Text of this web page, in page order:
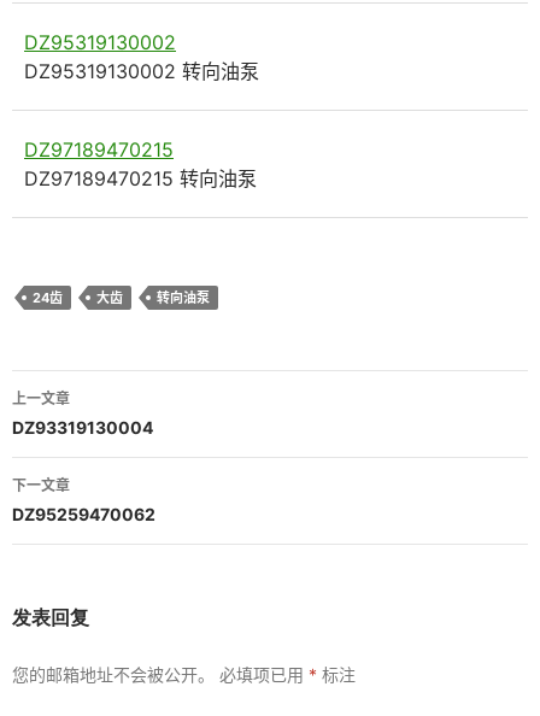
DZ95319130002
DZ95319130002 转向油泵
DZ97189470215
DZ97189470215 转向油泵
24齿 大齿 转向油泵
文
章
导
航
上一文章
DZ93319130004
下一文章
DZ95259470062
发表回复
您的邮箱地址不会被公开。 必填项已用 * 标注